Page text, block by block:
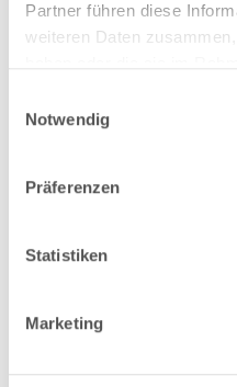
Partner führen diese
weiteren Daten
Notwendig
Präferenzen
Statistiken
Marketing
Pumpe aus der Reihe Aqua Plus
info(at)poolsana.de